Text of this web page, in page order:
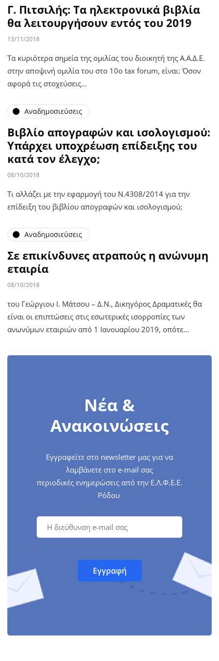
Γ. Πιτσιλής: Τα ηλεκτρονικά βιβλία
θα λειτουργήσουν εντός του 2019
13/11/2018
Τα κυριότερα σημεία της ομιλίας του διοικητή της Α.Α.Δ.Ε.
στην αποψινή ομιλία του στο 10ο tax forum, είναι: Όσον
αφορά τις στοχεύσεις…
Αναδημοσιεύσεις
Βιβλίο απογραφών και ισολογισμού:
Υπάρχει υποχρέωση επίδειξης του
κατά τον έλεγχο;
08/10/2018
Τι αλλάζει με την εφαρμογή του Ν.4308/2014 για την
επίδειξη του βιβλίου απογραφών και ισολογισμού;
Αναδημοσιεύσεις
Σε επικίνδυνες ατραπούς η ανώνυμη
εταιρία
08/10/2018
του Γεώργιου Ι. Μάτσου – Δ.Ν., Δικηγόρος Δραματικές θα
είναι οι επιπτώσεις στις εσωτερικές ισορροπίες των
ανωνύμων εταιριών από 1 Ιανουαρίου 2019, οπότε…
Νέα &
Ανακοινώσεις
Εγγραφείτε στο newsletter μας για να
λαμβάνετε στο e-mail σας
περιοδικές ενημερώσεις από την Ε.Λ.Φ.Ε.Ε.
Ρόδου